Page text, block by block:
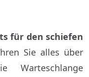
für den schiefen
Sie alles über
Warteschlange